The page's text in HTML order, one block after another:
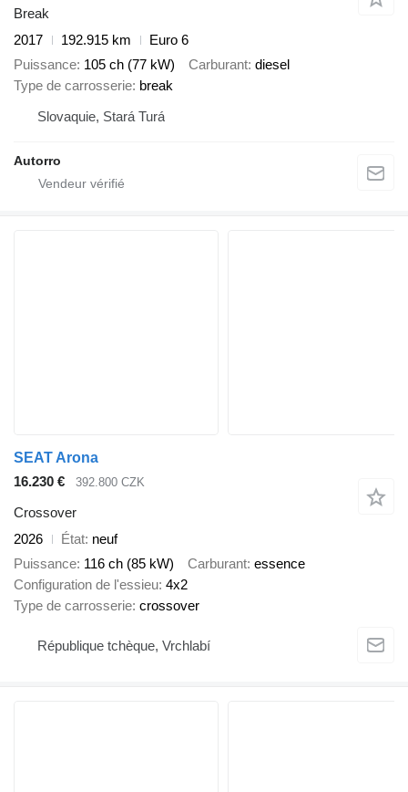
Break
2017
192.915 km
Euro 6
Puissance 105 ch (77 kW) Carburant diesel
Type de carrosserie break
Slovaquie, Stará Turá
Autorro
SEAT Arona
16.230 €
392.800 CZK
Crossover
2026
État neuf
Puissance 116 ch (85 kW) Carburant essence
Configuration de l'essieu 4x2
Type de carrosserie crossover
République tchèque, Vrchlabí